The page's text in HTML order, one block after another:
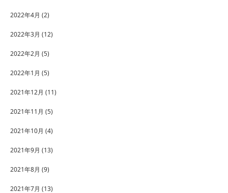
2022年4月 (2)
2022年3月 (12)
2022年2月 (5)
2022年1月 (5)
2021年12月 (11)
2021年11月 (5)
2021年10月 (4)
2021年9月 (13)
2021年8月 (9)
2021年7月 (13)